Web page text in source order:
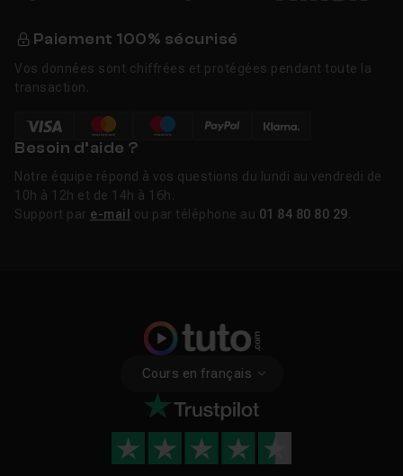
Paiement 100% sécurisé
Vos données sont chiffrées et protégées pendant toute la
transaction.
Besoin d’aide ?
Notre équipe répond à vos questions du lundi au vendredi de
10h à 12h et de 14h à 16h.
Support par e-mail ou par téléphone au 01 84 80 80 29
Cours en français